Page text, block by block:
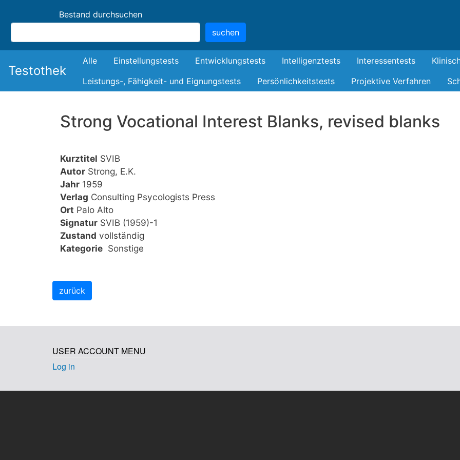
Bestand durchsuchen
suchen
Testothek
Bestand
Alle Einstellungstests Entwicklungstests Intelligenztests Interessentests
Leistungs-, Fähigkeit- und Eignungstests
Persönlichkeitstests Projektive Verfahren
Strong Vocational Interest Blanks, revised blanks
Kurztitel SVIB
Autor Strong, E.K.
Jahr 1959
Verlag Consulting Psycologists Press
Ort Palo Alto
Signatur SVIB (1959)-1
Zustand vollständig
Kategorie Sonstige
USER ACCOUNT MENU
Log in